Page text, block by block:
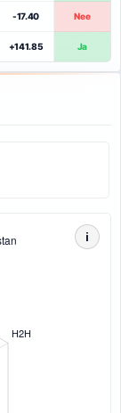
-17.40 Nee
+141.85 Ja
i